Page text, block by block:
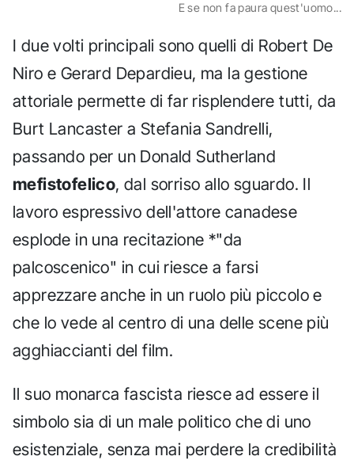
E se non fa paura quest'uomo...
I due volti principali sono quelli di Robert De
Niro e Gerard Depardieu, ma la gestione
attoriale permette di far risplendere tutti, da
Burt Lancaster a Stefania Sandrelli,
passando per un Donald Sutherland
mefistofelico, dal sorriso allo sguardo. Il
lavoro espressivo dell'attore canadese
esplode in una recitazione *"da
palcoscenico" in cui riesce a farsi
apprezzare anche in un ruolo più piccolo e
che lo vede al centro di una delle scene più
agghiaccianti del film.
Il suo monarca fascista riesce ad essere il
simbolo sia di un male politico che di uno
esistenziale, senza mai perdere la credibilità